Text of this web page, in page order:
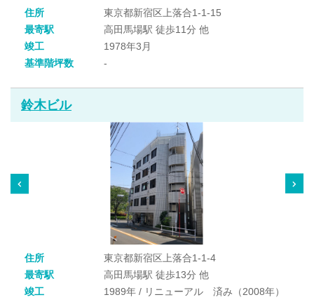
住所
東京都新宿区上落合1-1-15
最寄駅
高田馬場駅 徒歩11分 他
竣工
1978年3月
基準階坪数
-
鈴木ビル
住所
東京都新宿区上落合1-1-4
最寄駅
高田馬場駅 徒歩13分 他
竣工
1989年 / リニューアル 済み（2008年）